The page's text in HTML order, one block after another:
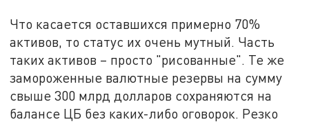
Что касается оставшихся примерно 70%
активов, то статус их очень мутный. Часть
таких активов – просто "рисованные". Те же
замороженные валютные резервы на сумму
свыше 300 млрд долларов сохраняются на
балансе ЦБ без каких-либо оговорок. Резко